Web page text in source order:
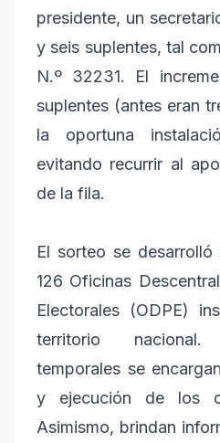
presidente, un
y seis suplentes, tal
N.º 32231. El
suplentes (antes eran
la oportuna
evitando recurrir al
de la fila.
El sorteo se
126 Oficinas
Electorales (ODPE)
territorio
temporales se
y ejecución de los
Asimismo, brindan